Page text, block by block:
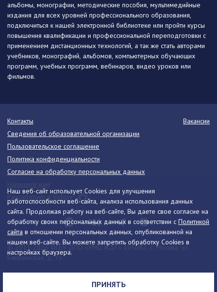
Наш веб-сайт использует Cookies для улучшения
работоспособности веб-сайта, анализа использования данных
сайта. Продолжая работу на веб-сайте, Вы даете свое согласие на
обработку своих персональных данных в соответствии с Политикой
сайта в отношении персональных данных, опубликованной на
нашем веб-сайте. Вы можете запретить обработку Cookies в
настройках браузера.
ПРИНЯТЬ
альбомы, монографии, методические пособия, мультимедийные
издания для всех уровней профессионального образования,
подключиться к нашей электронной библиотеке или пройти курсы
повышения квалификации и профессиональной переподготовки с
применением дистанционных технологий, а так же стать авторами
учебников, монографий, альбомов, компьютерных обучающих
программ, учебных программ, вебинаров, видео уроков или
фильмов.
© 2013-2026 ФГБУ ДПО «УМЦ ЖДТ» 105082, г. Москва, ул.
Бакунинская, д. 71
Телефон:8 (495) 739-00-30 info@umczdt.ru
схема проезда
Контакты
Вакансии
Сведения об образовательной организации
Пользовательское соглашение
Политика конфиденциальности
Согласие на обработку персональных данных
Разработано в Victory